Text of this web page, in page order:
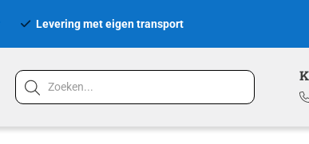
Levering met eigen transport